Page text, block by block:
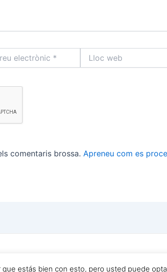
web
comentaris brossa. Apreneu com es
estás bien con esto, pero usted puede